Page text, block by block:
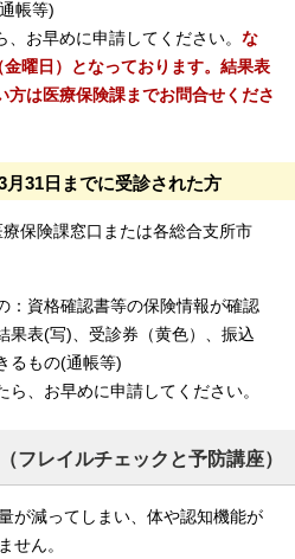
帳等)
お早めに申請してください。 な
曜日）となっております。結果表
方は医療保険課までお問合せくださ
31日までに受診された方
保険課窓口または各総合支所市
：資格確認書等の保険情報が確認
果表(写)、受診券（黄色）、振込
るもの(通帳等)
ら、お早めに申請してください。
フレイルチェックと予防講座）
が減ってしまい、体や認知機能が
せん。